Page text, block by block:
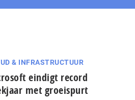
& INFRASTRUCTUUR
eindigt record
met groeispurt